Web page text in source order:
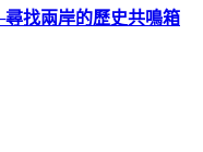
找兩岸的歷史共鳴箱